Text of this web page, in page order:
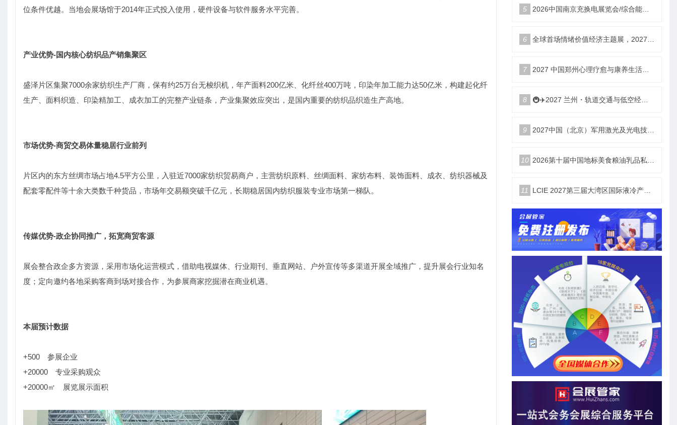
位条件优越。当地会展场馆于2014年正式投入使用，硬件设备与软件服务水平完善。
产业优势‑国内核心纺织品产销集聚区
盛泽片区集聚7000余家纺织生产厂商，保有约25万台无梭织机，年产面料200亿米、化纤丝400万吨，印染年加工能力达50亿米，构建起化纤
生产、面料织造、印染精加工、成衣加工的完整产业链条，产业集聚效应突出，是国内重要的纺织品织造生产高地。
市场优势‑商贸交易体量稳居行业前列
片区内的东方丝绸市场占地4.5平方公里，入驻近7000家纺织贸易商户，主营纺织原料、丝绸面料、家纺布料、装饰面料、成衣、纺织器械及
配套零配件等十余大类数千种货品，市场年交易额突破千亿元，长期稳居国内纺织服装专业市场第一梯队。
传媒优势‑政企协同推广，拓宽商贸客源
展会整合政企多方资源，采用市场化运营模式，借助电视媒体、行业期刊、垂直网站、户外宣传等多渠道开展全域推广，提升展会行业知名
度；定向邀约各地采购客商到场对接合作，为参展商家挖掘潜在商业机遇。
本届预计数据
+500 参展企业
+20000 专业采购观众
+20000㎡ 展览展示面积
5 2026中国南京充换电展览会/综合能源服务站博览会
6 全球首场情绪价值经济主题展，2027郑州国际情绪价值经济博览会
7 2027 中国郑州心理疗愈与康养生活产业博览会
8 🚇✈️2027 兰州・轨道交通与低空经济展览会即将启幕！
9 2027中国（北京）军用激光及光电技术展览会
10 2026第十届中国地标美食粮油乳品私域新渠道团长大会
11 LCIE 2027第三届大湾区国际液冷产业大会暨展览会（深圳）